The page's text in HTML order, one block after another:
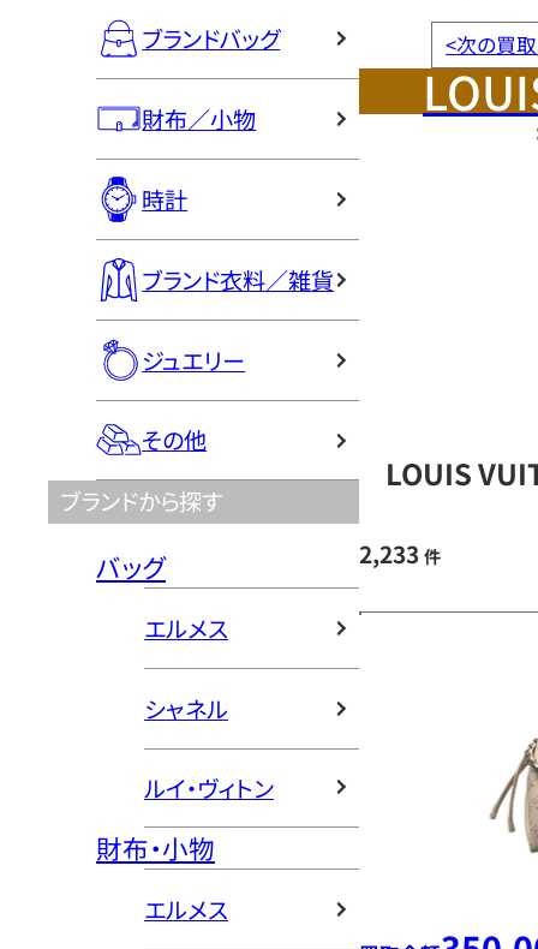
ブランドバッグ
財布／小物
時計
ブランド衣料／雑貨
ジュエリー
その他
ブランドから探す
バッグ
エルメス
シャネル
ルイ・ヴィトン
財布・小物
エルメス
<次の買
LOUIS
2,233 件